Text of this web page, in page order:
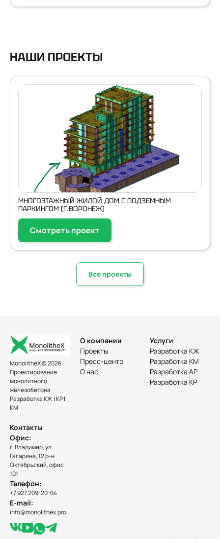
НАШИ ПРОЕКТЫ
МНОГОЭТАЖНЫЙ ЖИЛОЙ ДОМ С ПОДЗЕМНЫМ
ПАРКИНГОМ (Г.ВОРОНЕЖ)
Смотреть проект
Все проекты
MonolitheX © 2026
Проектирование
монолитного
железобетона
Разработка КЖ | КР |
КМ
О компании
Проекты
Пресс-центр
О нас
Услуги
Разработка КЖ
Разработка КМ
Разработка АР
Разработка КР
Контакты
Офис:
г. Владимир, ул.
Гагарина, 12 р-н
Октябрьский, офис
101
Телефон:
+7 927 209-20-64
E-mail:
info@monolithex.pro